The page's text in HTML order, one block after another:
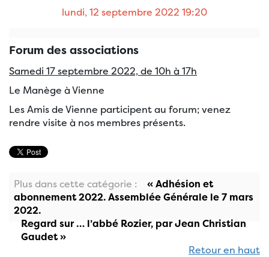
lundi, 12 septembre 2022 19:20
Forum des associations
Samedi 17 septembre 2022, de 10h à 17h
Le Manège à Vienne
Les Amis de Vienne participent au forum; venez
rendre visite à nos membres présents.
Plus dans cette catégorie :
« Adhésion et
abonnement 2022. Assemblée Générale le 7 mars
2022.
Regard sur … l’abbé Rozier, par Jean Christian
Gaudet »
Retour en haut